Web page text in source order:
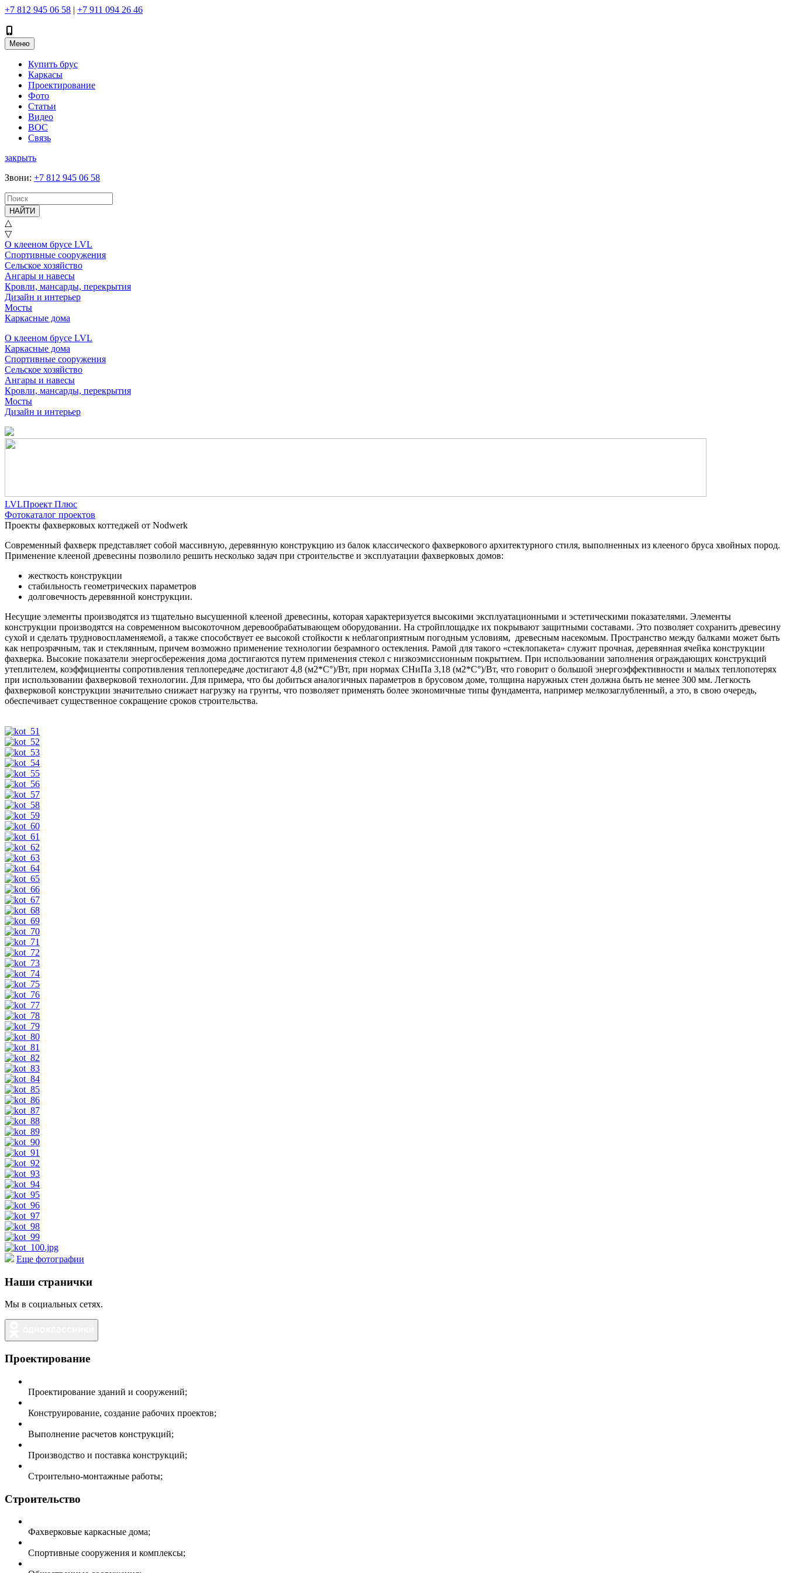
+7 812 945 06 58 | +7 911 094 26 46
Меню
Купить брус
Каркасы
Проектирование
Фото
Статьи
Видео
ВОС
Связь
закрыть
Звони: +7 812 945 06 58
НАЙТИ
△
▽
О клееном брусе LVL
Спортивные сооружения
Сельское хозяйство
Ангары и навесы
Кровли, мансарды, перекрытия
Дизайн и интерьер
Мосты
Каркасные дома
О клееном брусе LVL
Каркасные дома
Спортивные сооружения
Сельское хозяйство
Ангары и навесы
Кровли, мансарды, перекрытия
Мосты
Дизайн и интерьер
LVLПроект Плюс
Фотокаталог проектов
Проекты фахверковых коттеджей от Nodwerk
Современный фахверк представляет собой массивную, деревянную конструкцию из балок классического фахверкового архитектурного стиля, выполненных из клееного бруса хвойных пород.
Применение клееной древесины позволило решить несколько задач при строительстве и эксплуатации фахверковых домов:
жесткость конструкции
стабильность геометрических параметров
долговечность деревянной конструкции.
Несущие элементы производятся из тщательно высушенной клееной древесины, которая характеризуется высокими эксплуатационными и эстетическими показателями. Элементы
конструкции производятся на современном высокоточном деревообрабатывающем оборудовании. На стройплощадке их покрывают защитными составами. Это позволяет сохранить древесину
сухой и сделать трудновоспламеняемой, а также способствует ее высокой стойкости к неблагоприятным погодным условиям, древесным насекомым. Пространство между балками может быть
как непрозрачным, так и стеклянным, причем возможно применение технологии безрамного остекления. Рамой для такого «стеклопакета» служит прочная, деревянная ячейка конструкции
фахверка. Высокие показатели энергосбережения дома достигаются путем применения стекол с низкоэмиссионным покрытием. При использовании заполнения ограждающих конструкций
утеплителем, коэффициенты сопротивления теплопередаче достигают 4,8 (м2*С°)/Вт, при нормах СНиПа 3,18 (м2*С°)/Вт, что говорит о большой энергоэффективности и малых теплопотерях
при использовании фахверковой технологии. Для примера, что бы добиться аналогичных параметров в брусовом доме, толщина наружных стен должна быть не менее 300 мм. Легкость
фахверковой конструкции значительно снижает нагрузку на грунты, что позволяет применять более экономичные типы фундамента, например мелкозаглубленный, а это, в свою очередь,
обеспечивает существенное сокращение сроков строительства.
Еще фотографии
Наши странички
Мы в социальных сетях.
Проектирование
Проектирование зданий и сооружений;
Конструирование, создание рабочих проектов;
Выполнение расчетов конструкций;
Производство и поставка конструкций;
Строительно-монтажные работы;
Строительство
Фахверковые каркасные дома;
Спортивные сооружения и комплексы;